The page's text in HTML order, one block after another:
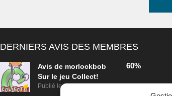
DERNIERS AVIS DES MEMBRES
Avis de morlockbob
Sur le jeu Collect!
Publié leil y a 16 heures
60%